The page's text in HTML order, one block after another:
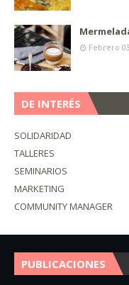
Febrero
DE INTERÉS
SOLIDARIDAD
TALLERES
SEMINARIOS
MARKETING
COMMUNITY MANAGER
PUBLICACIONES